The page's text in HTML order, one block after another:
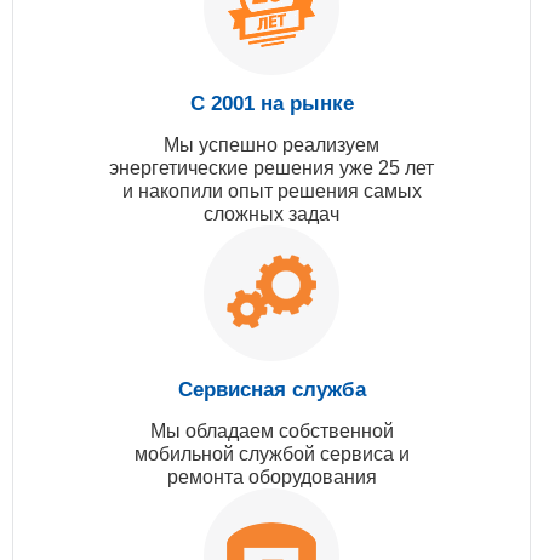
С 2001 на рынке
Мы успешно реализуем
энергетические решения уже 25 лет
и накопили опыт решения самых
сложных задач
Сервисная служба
Мы обладаем собственной
мобильной службой сервиса и
ремонта оборудования